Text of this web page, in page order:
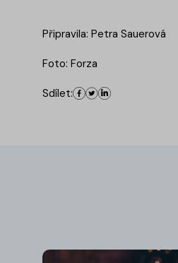
Připravila: Petra Sauerová
Foto: Forza
Sdílet: